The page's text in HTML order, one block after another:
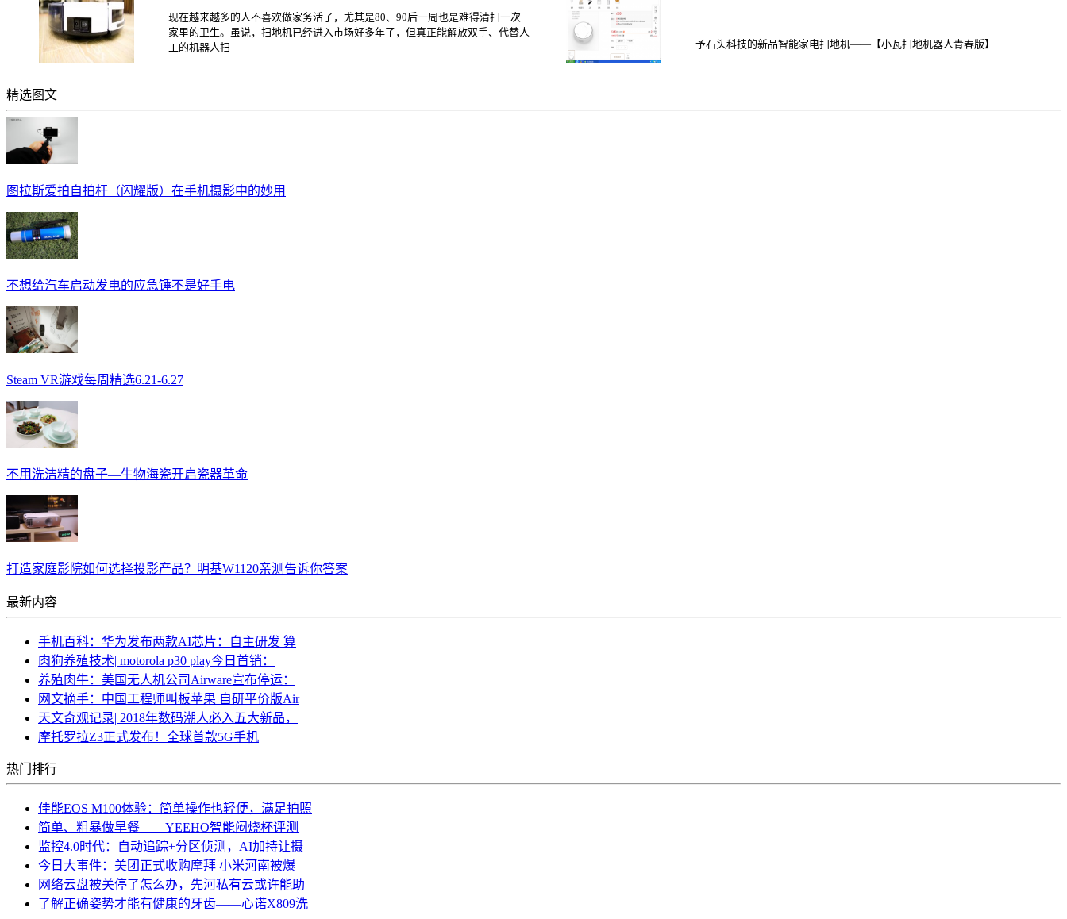
现在越来越多的人不喜欢做家务活了，尤其是80、90后一周也是难得清扫一次
家里的卫生。虽说，扫地机已经进入市场好多年了，但真正能解放双手、代替人
工的机器人扫
予石头科技的新品智能家电扫地机——【小瓦扫地机器人青春版】
精选图文
图拉斯爱拍自拍杆（闪耀版）在手机摄影中的妙用
不想给汽车启动发电的应急锤不是好手电
Steam VR游戏每周精选6.21-6.27
不用洗洁精的盘子—生物海瓷开启瓷器革命
打造家庭影院如何选择投影产品？明基W1120亲测告诉你答案
最新内容
手机百科：华为发布两款AI芯片：自主研发 算
肉狗养殖技术| motorola p30 play今日首销：
养殖肉牛：美国无人机公司Airware宣布停运：
网文摘手：中国工程师叫板苹果 自研平价版Air
天文奇观记录| 2018年数码潮人必入五大新品，
摩托罗拉Z3正式发布！全球首款5G手机
热门排行
佳能EOS M100体验：简单操作也轻便，满足拍照
简单、粗暴做早餐——YEEHO智能闷烧杯评测
监控4.0时代：自动追踪+分区侦测，AI加持让摄
今日大事件：美团正式收购摩拜 小米河南被爆
网络云盘被关停了怎么办，先河私有云或许能助
了解正确姿势才能有健康的牙齿——心诺X809洗